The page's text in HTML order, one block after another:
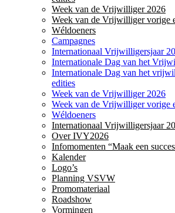
Week van de Vrijwilliger 2026
Week van de Vrijwilliger vorige
Wéldoeners
Campagnes
Internationaal Vrijwilligersjaar
Internationale Dag van het
Internationale Dag van het
edities
Week van de Vrijwilliger 2026
Week van de Vrijwilliger vorige
Wéldoeners
Internationaal Vrijwilligersjaar
Over IVY2026
Infomomenten “Maak een
Kalender
Logo’s
Planning VSVW
Promomateriaal
Roadshow
Vormingen